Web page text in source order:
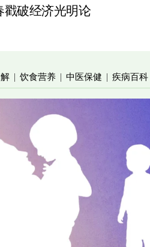
戳破经济光明论
| 饮食营养 | 中医保健 | 疾病百科